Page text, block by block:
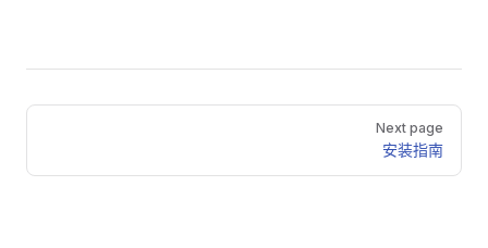
Pager
Next page
安装指南